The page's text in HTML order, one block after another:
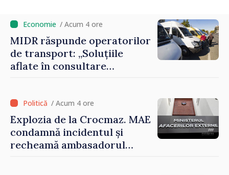
reuși”
/ Acum 4 ore
MIDR răspunde operatorilor
de transport: „Soluțiile
aflate în consultare
sigure, regulate și
accesibile”
/ Acum 4 ore
Explozia de la Crocmaz. MAE
condamnă incidentul și
recheamă ambasadorul